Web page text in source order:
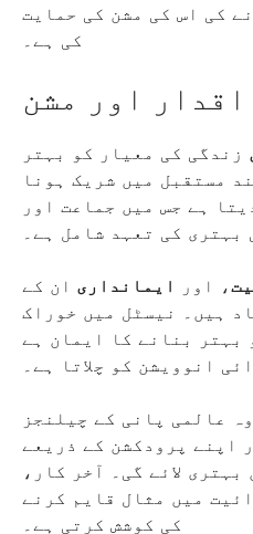
کی اس کی مشن کی حمایت
کی ہے۔
اقدار اور مشن
زندگی کی معیار کو بہتر
مستقبل میں شریک ہونا
ہے جس میں جماعت اور
بہتری کی تعہد شامل ہے۔
، اور ایمانداری ان کے
ہیں۔ نیسٹل میں خوراک
بہتر بنانے کا ایمان ہے
انوویشن کو چلاتا ہے۔
عالمی پانی کے چیلنجز
اپنے پرودکشن کے ذریعے
لائے گی۔ آخر کار،
میں مثال قایم کرنے
کی کوشش کرتی ہے۔